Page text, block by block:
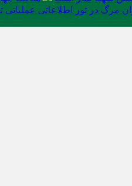
مرگ در تور اطلاعاتی عملیاتی